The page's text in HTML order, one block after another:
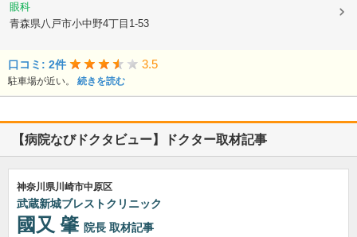
眼科
青森県八戸市小中野4丁目1-53
口コミ: 2件 3.5
駐車場が近い。 続きを読む
【病院なびドクタビュー】ドクター取材記事
神奈川県川崎市中原区
武蔵新城ブレストクリニック
國又 肇 院長 取材記事